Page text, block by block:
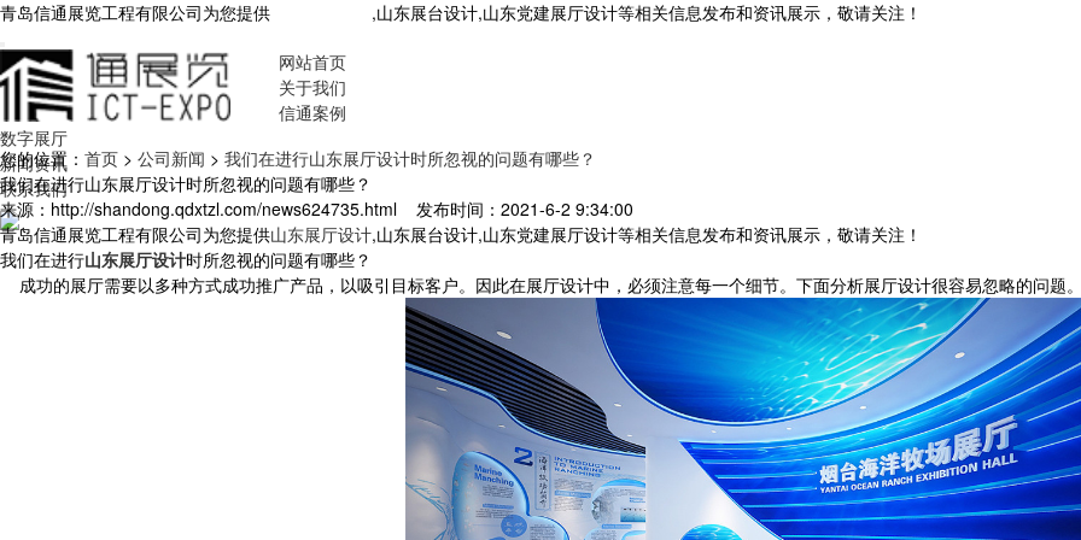
青岛信通展览工程有限公司为您提供 ,山东展台设计,山东党建展厅设计等相关信息发布和资讯展示，敬请关注！
网站首页
关于我们
信通案例
数字展厅
新闻资讯
联系我们
您的位置： 首页 > 公司新闻 > 我们在进行山东展厅设计时所忽视的问题有哪些？
我们在进行山东展厅设计时所忽视的问题有哪些？
来源：http://shandong.qdxtzl.com/news624735.html 发布时间：2021-6-2 9:34:00
青岛信通展览工程有限公司为您提供山东展厅设计,山东展台设计,山东党建展厅设计等相关信息发布和资讯展示，敬请关注！
我们在进行山东展厅设计时所忽视的问题有哪些？
成功的展厅需要以多种方式成功推广产品，以吸引目标客户。因此在展厅设计中，必须注意每一个细节。下面分析展厅设计很容易忽略的问题